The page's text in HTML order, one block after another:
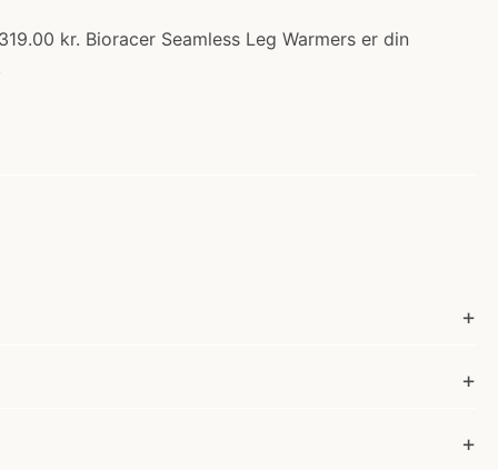
kr. Bioracer Seamless Leg Warmers er din